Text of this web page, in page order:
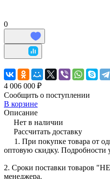
0
4 006 000 ₽
Сообщить о поступлении
В корзине
Описание
Нет в наличии
Рассчитать доставку
1. При покупке товара от
оптовую скидку. Подробности
2. Сроки поставки товаров
менеджера.